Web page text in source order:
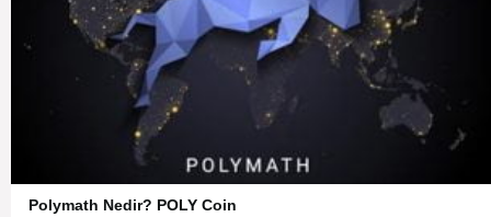
Polymath Nedir? POLY Coin